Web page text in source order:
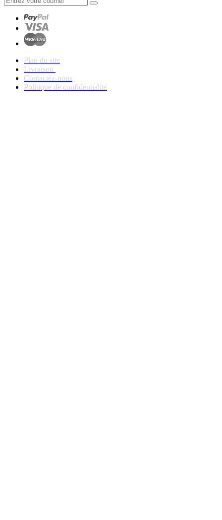
Plan du site
Livraison
Contactez-nous
Politique de confidentialité